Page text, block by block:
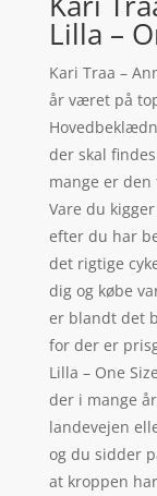
Lilla –
Kari Traa –
år været på
der skal
mange er
Vare du
efter du har
det rigtige
dig og købe
er blandt det
for der er
Lilla – One
der i mange
landevejen
og du sidder
at kroppen